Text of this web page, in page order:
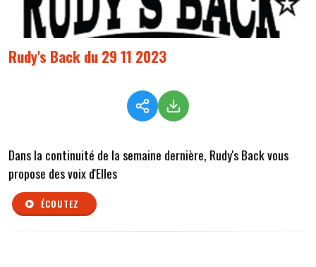
Rudy's Back du 29 11 2023
Dans la continuité de la semaine dernière, Rudy's Back vous
propose des voix d'Elles
ÉCOUTEZ